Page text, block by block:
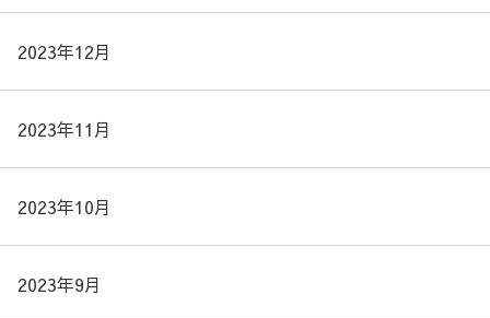
2023年12月
2023年11月
2023年10月
2023年9月